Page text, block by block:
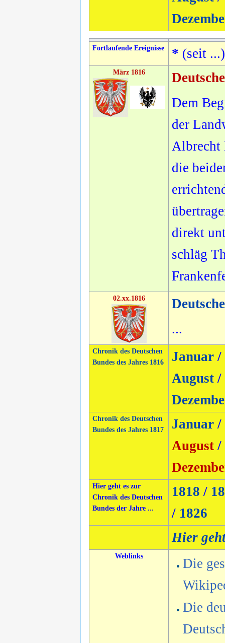
Fortlaufende Ereignisse * (seit ...)
März 1816
Dem
der
Albrecht
die
direkt
schläg
02.xx.1816
...
Chronik des Deutschen
Bundes des Jahres 1816
Januar/
August/
Chronik des Deutschen
Bundes des Jahres 1817
Januar/
August/
Hier geht es zur
Chronik des Deutschen
Bundes der Jahre ...
1818 /
/ 1826
Hier
Weblinks
Die
Die